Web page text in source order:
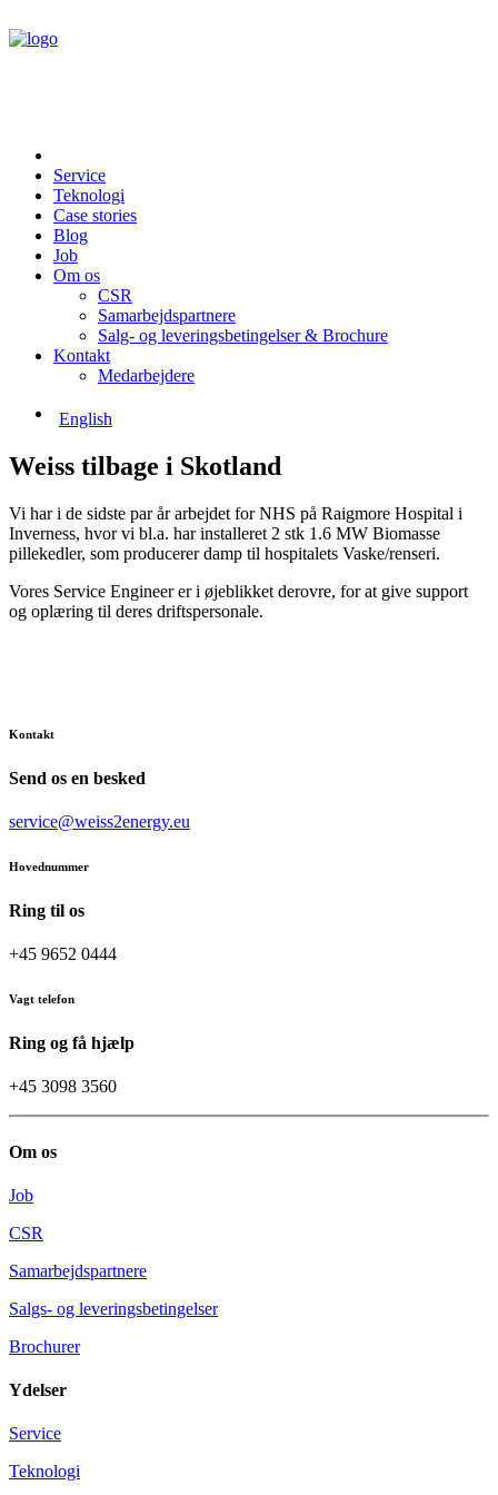
Service
Teknologi
Case stories
Blog
Job
Om os
CSR
Samarbejdspartnere
Salg- og leveringsbetingelser & Brochure
Kontakt
Medarbejdere
English
Weiss tilbage i Skotland
Vi har i de sidste par år arbejdet for NHS på Raigmore Hospital i
Inverness, hvor vi bl.a. har installeret 2 stk 1.6 MW Biomasse
pillekedler, som producerer damp til hospitalets Vaske/renseri.
Vores Service Engineer er i øjeblikket derovre, for at give support
og oplæring til deres driftspersonale.
Kontakt
Send os en besked
service@weiss2energy.eu
Hovednummer
Ring til os
+45 9652 0444
Vagt telefon
Ring og få hjælp
+45 3098 3560
Om os
Job
CSR
Samarbejdspartnere
Salgs- og leveringsbetingelser
Brochurer
Ydelser
Service
Teknologi